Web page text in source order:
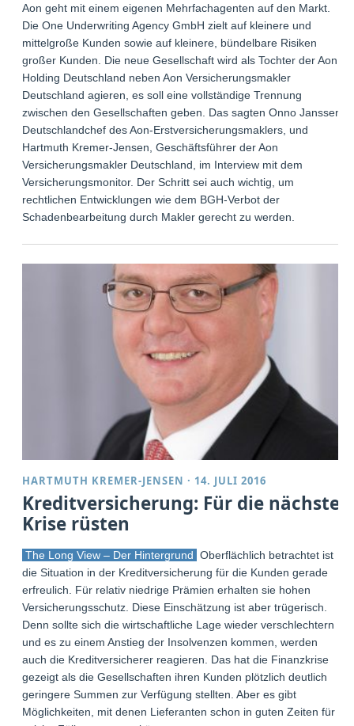
Aon geht mit einem eigenen Mehrfachagenten auf den Markt.
Die One Underwriting Agency GmbH zielt auf kleinere und
mittelgroße Kunden sowie auf kleinere, bündelbare Risiken
großer Kunden. Die neue Gesellschaft wird als Tochter der Aon
Holding Deutschland neben Aon Versicherungsmakler
Deutschland agieren, es soll eine vollständige Trennung
zwischen den Gesellschaften geben. Das sagten Onno Janssen,
Deutschlandchef des Aon-Erstversicherungsmaklers, und
Hartmuth Kremer-Jensen, Geschäftsführer der Aon
Versicherungsmakler Deutschland, im Interview mit dem
Versicherungsmonitor. Der Schritt sei auch wichtig, um
rechtlichen Entwicklungen wie dem BGH-Verbot der
Schadenbearbeitung durch Makler gerecht zu werden.
HARTMUTH KREMER-JENSEN · 14. JULI 2016
Kreditversicherung: Für die nächste
Krise rüsten
The Long View – Der Hintergrund Oberflächlich betrachtet ist
die Situation in der Kreditversicherung für die Kunden gerade
erfreulich. Für relativ niedrige Prämien erhalten sie hohen
Versicherungsschutz. Diese Einschätzung ist aber trügerisch.
Denn sollte sich die wirtschaftliche Lage wieder verschlechtern
und es zu einem Anstieg der Insolvenzen kommen, werden
auch die Kreditversicherer reagieren. Das hat die Finanzkrise
gezeigt als die Gesellschaften ihren Kunden plötzlich deutlich
geringere Summen zur Verfügung stellten. Aber es gibt
Möglichkeiten, mit denen Lieferanten schon in guten Zeiten für